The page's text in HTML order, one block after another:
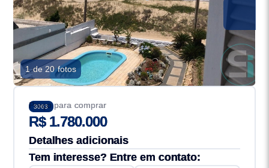
1 de 20 fotos
3063
Preço para comprar
R$ 1.780.000
Detalhes adicionais
Tem interesse? Entre em contato: